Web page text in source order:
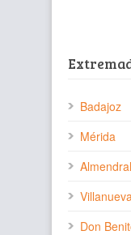
Badajoz
Mérida
Don